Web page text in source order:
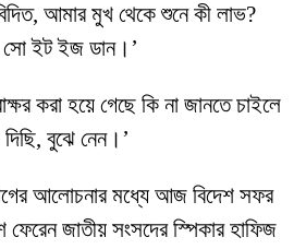
আমার মুখ থেকে শুনে কী লাভ?
ইট ইজ ডান।’
করা হয়ে গেছে কি না জানতে চাইলে
বুঝে নেন।’
আলোচনার মধ্যে আজ বিদেশ সফর
ফেরেন জাতীয় সংসদের স্পিকার হাফিজ